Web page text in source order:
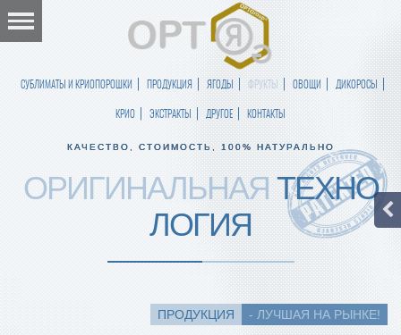
СУБЛИМАТЫ И КРИОПОРОШКИ ПРОДУКЦИЯ ЯГОДЫ ФРУКТЫ ОВОЩИ ДИКОРОСЫ
КРИО ЭКСТРАКТЫ ДРУГОЕ КОНТАКТЫ
КАЧЕСТВО, СТОИМОСТЬ, 100% НАТУРАЛЬНО
ОРИГИНАЛЬНАЯ ТЕХНО
ЛОГИЯ
ПРОДУКЦИЯ - ЛУЧШАЯ НА РЫНКЕ!